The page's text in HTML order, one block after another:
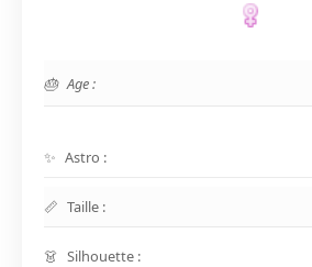
Age :
Astro :
Taille :
Silhouette :